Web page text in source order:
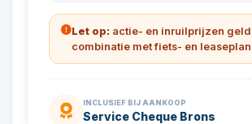
Let op: actie- en inruilprijzen
combinatie met fiets- en
INCLUSIEF BIJ AANKOOP
Service Cheque Brons